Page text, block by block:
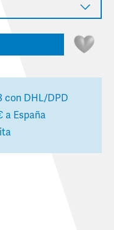
con DHL/DPD
a España